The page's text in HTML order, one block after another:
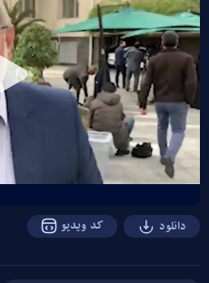
Play
Video
دانلود کد ویدیو